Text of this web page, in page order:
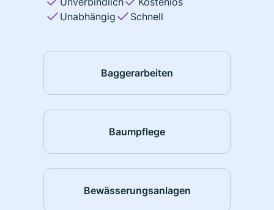
Unabhängig
Schnell
Baggerarbeiten
Baumpflege
Bewässerungsanlagen